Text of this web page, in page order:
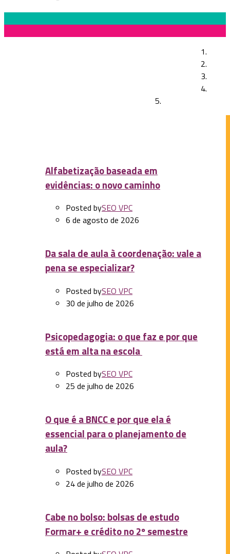
Previous Post
Alfabetização baseada em
evidências: o novo caminho
Posted bySEO VPC
6 de agosto de 2026
Da sala de aula à coordenação: vale a
pena se especializar?
Posted bySEO VPC
30 de julho de 2026
Psicopedagogia: o que faz e por que
está em alta na escola
Posted bySEO VPC
25 de julho de 2026
O que é a BNCC e por que ela é
essencial para o planejamento de
aula?
Posted bySEO VPC
24 de julho de 2026
Cabe no bolso: bolsas de estudo
Formar+ e crédito no 2º semestre